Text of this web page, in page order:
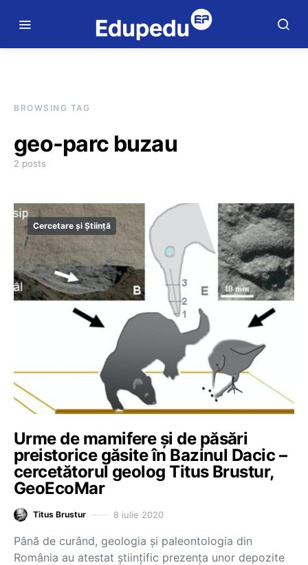
BROWSING TAG
geo-parc buzau
2 posts
Cercetare și Știință
Urme de mamifere și de păsări
preistorice găsite în Bazinul Dacic –
cercetătorul geolog Titus Brustur,
GeoEcoMar
Titus Brustur 8 iulie 2020
Până de curând, geologia și paleontologia din
România au atestat științific prezența unor depozite